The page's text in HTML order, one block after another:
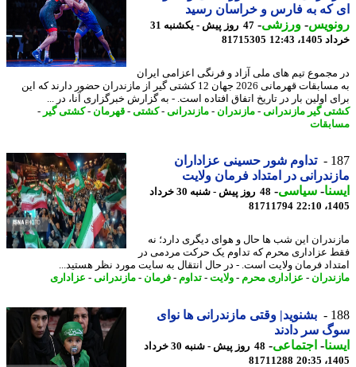
که به فارس و خراسان رسید
-ورزشی-
47 روز پیش - یکشنبه 31
12:43
81715305
تیم های ملی آزاد و فرنگی اعزامی ایران
به مسابقات قهرمانی 2026 جهان 12 کشتی گیر از مازندران حضور دارند که این
اولین بار در تاریخ اتفاق افتاده است. - به گزارش خبرگزاری آنا، در ...
گیر مازندرانی- مازندران- مازندرانی- کشتی-قهرمان -کشتی گیر -
تداوم شور حسینی عزاداران
در امتداد فرمان ولایت
-سیاسی-
48 روز پیش - شنبه 30 خرداد
81711794
این شب ها حال و هوای دیگری دارد؛ نه
عزاداری محرم که تداوم یک حرکت مردمی در
فرمان ولایت است. - در ﺣﺎل اﻧﺘﻘﺎل ﺑﻪ ﺳﺎﯾﺖ ﻣﻮرد ﻧﻈﺮ ﻫﺴﺘﯿﺪ...
- عزاداری محرم-ولایت-تداوم- فرمان -مازندرانی- عزاداری
بشنوید| وقتی مازندرانی ها نوای
سر دادند
-اجتماعی-
48 روز پیش - شنبه 30 خرداد
81711288